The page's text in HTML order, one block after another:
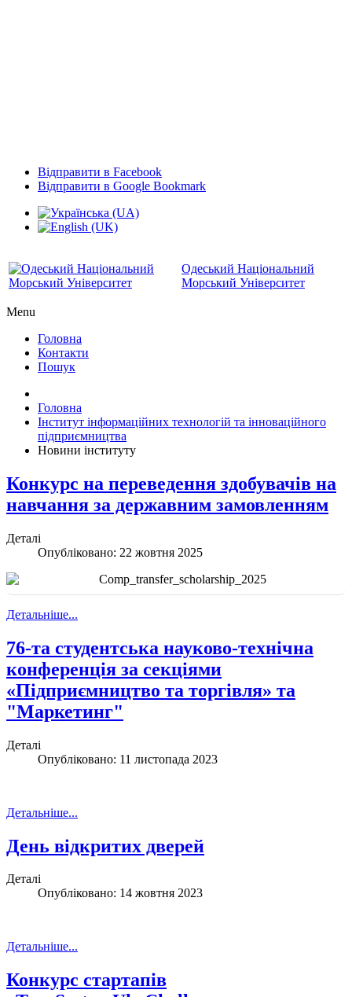
Відправити в Facebook
Відправити в Google Bookmark
Одеський Національний
Морський Університет
Menu
Головна
Контакти
Пошук
Головна
Інститут інформаційних технологій та інноваційного
підприємництва
Новини інституту
Конкурс на переведення здобувачів на
навчання за державним замовленням
Деталі
Опубліковано: 22 жовтня 2025
Детальніше...
76-та студентська науково-технічна
конференція за секціями
«Підприємництво та торгівля» та
"Маркетинг"
Деталі
Опубліковано: 11 листопада 2023
Детальніше...
День відкритих дверей
Деталі
Опубліковано: 14 жовтня 2023
Детальніше...
Конкурс стартапів